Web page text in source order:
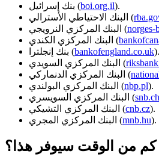
بنك إسرائيل (boi.org.il).
البنك الاحتياطي الأسترالي (
البنك المركزي النرويجي (norges-
البنك المركزي الكندي (
بنك إنجلترا (bankofengland.co.uk).
البنك المركزي السويدي (
البنك المركزي الدنماركي (
البنك المركزي البولندي (nbp.pl).
البنك المركزي السويسري (snb.ch
البنك المركزي التشيكي (cnb.cz).
البنك المركزي المجري (mnb.hu).
كم من الوقت سيوفر هذا؟